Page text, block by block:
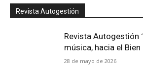
Revista Autogestión
Revista Autogestión
música, hacia el Bien
28 de mayo de 2026